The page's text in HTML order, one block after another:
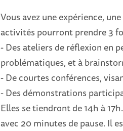
Vous avez une expérience,
activités pourront prendre 3
- Des ateliers de réflexion en
problématiques, et à
- De courtes conférences,
- Des démonstrations
Elles se tiendront de 14h à
avec 20 minutes de pause. Il